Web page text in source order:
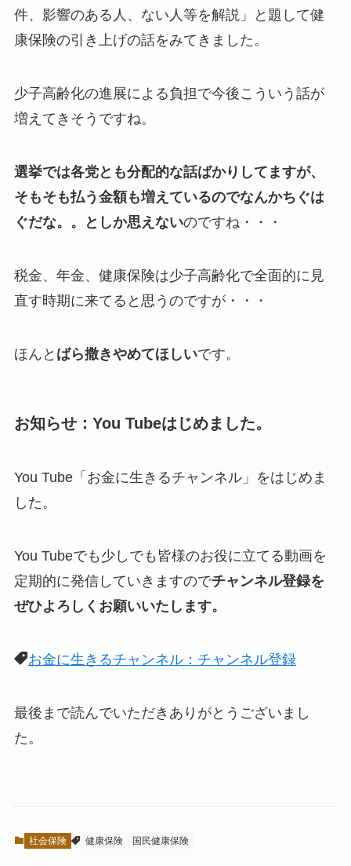
件、影響のある人、ない人等を解説」と題して健
康保険の引き上げの話をみてきました。
少子高齢化の進展による負担で今後こういう話が
増えてきそうですね。
選挙では各党とも分配的な話ばかりしてますが、
そもそも払う金額も増えているのでなんかちぐは
ぐだな。。としか思えないのですね・・・
税金、年金、健康保険は少子高齢化で全面的に見
直す時期に来てると思うのですが・・・
ほんと ばら撒きやめてほしいです。
お知らせ：You Tubeはじめました。
You Tube「お金に生きるチャンネル」をはじめま
した。
You Tubeでも少しでも皆様のお役に立てる動画を
定期的に発信していきますのでチャンネル登録を
ぜひよろしくお願いいたします。
お金に生きるチャンネル：チャンネル登録
最後まで読んでいただきありがとうございまし
た。
社会保険 健康保険 国民健康保険